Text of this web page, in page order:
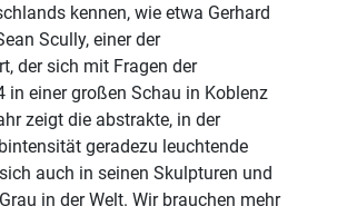
kennen, wie etwa Gerhard
Scully, einer der
der sich mit Fragen der
einer großen Schau in Koblenz
zeigt die abstrakte, in der
geradezu leuchtende
auch in seinen Skulpturen und
in der Welt. Wir brauchen mehr